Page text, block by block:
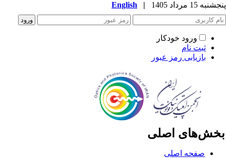
15 مرداد 1405 |
English
ورود خودکار
ثبت نام
بازیابی رمز عبور
اصلی
صفحه اصلی